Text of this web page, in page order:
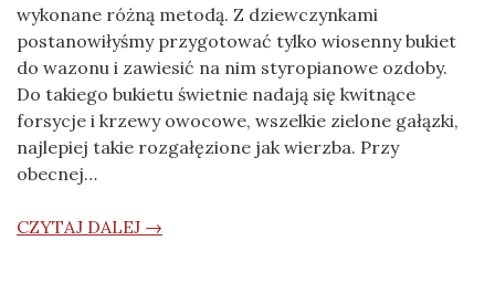
wykonane różną metodą. Z dziewczynkami
postanowiłyśmy przygotować tylko wiosenny bukiet
do wazonu i zawiesić na nim styropianowe ozdoby.
Do takiego bukietu świetnie nadają się kwitnące
forsycje i krzewy owocowe, wszelkie zielone gałązki,
najlepiej takie rozgałęzione jak wierzba. Przy
obecnej…
CZYTAJ DALEJ →